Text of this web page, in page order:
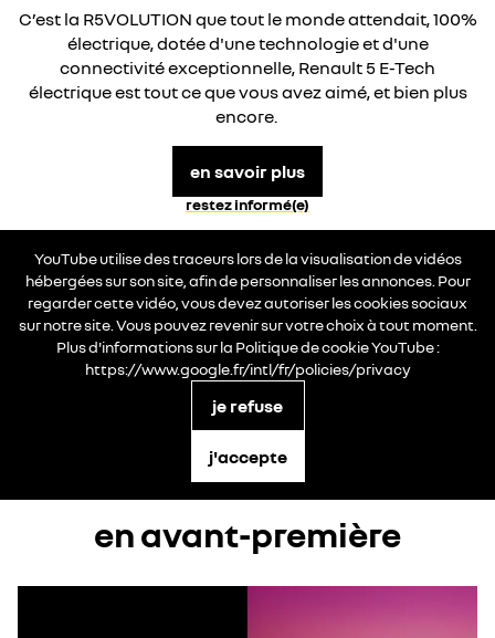
C’est la R5VOLUTION que tout le monde attendait, 100%
électrique, dotée d'une technologie et d'une
connectivité exceptionnelle, Renault 5 E-Tech
électrique est tout ce que vous avez aimé, et bien plus
encore.
en savoir plus
restez informé(e)
YouTube utilise des traceurs lors de la visualisation de vidéos
hébergées sur son site, afin de personnaliser les annonces. Pour
regarder cette vidéo, vous devez autoriser les cookies sociaux
sur notre site. Vous pouvez revenir sur votre choix à tout moment.
Plus d'informations sur la Politique de cookie YouTube :
https://www.google.fr/intl/fr/policies/privacy
je refuse
j'accepte
en avant-première